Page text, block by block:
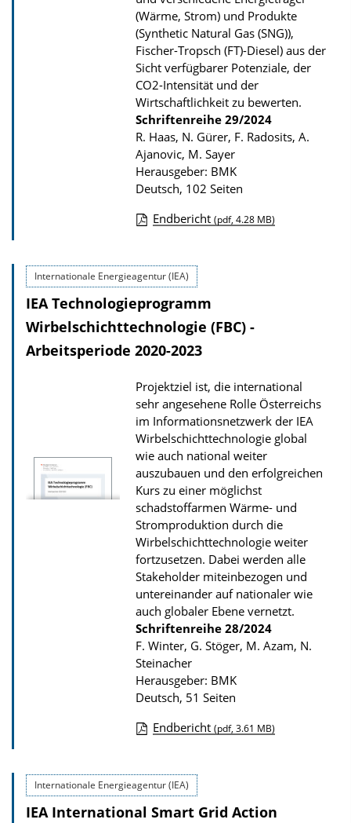
u
b
l
i
k
a
t
i
o
n
(Wärme, Strom) und Produkte
(Synthetic Natural Gas (SNG)),
Fischer-Tropsch (FT)-Diesel) aus der
Sicht verfügbarer Potenziale, der
CO2-Intensität und der
Wirtschaftlichkeit zu bewerten.
Schriftenreihe 29/2024
R. Haas, N. Gürer, F. Radosits, A.
Ajanovic, M. Sayer
Herausgeber: BMK
Deutsch, 102 Seiten
w
n
l
o
d
s
z
u
r
P
u
b
l
i
k
a
t
i
o
n
Endbericht (pdf, 4.28 MB)
Internationale Energieagentur (IEA)
IEA Technologieprogramm
Wirbelschichttechnologie (FBC) -
Arbeitsperiode 2020-2023
Projektziel ist, die international
sehr angesehene Rolle Österreichs
im Informationsnetzwerk der IEA
Wirbelschichttechnologie global
wie auch national weiter
auszubauen und den erfolgreichen
Kurs zu einer möglichst
schadstoffarmen Wärme- und
Stromproduktion durch die
Wirbelschichttechnologie weiter
fortzusetzen. Dabei werden alle
Stakeholder miteinbezogen und
untereinander auf nationaler wie
auch globaler Ebene vernetzt.
Schriftenreihe 28/2024
F. Winter, G. Stöger, M. Azam, N.
Steinacher
Herausgeber: BMK
Deutsch, 51 Seiten
w
n
Endbericht (pdf, 3.61 MB)
Internationale Energieagentur (IEA)
IEA International Smart Grid Action